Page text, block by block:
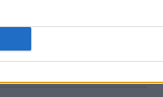
την
ανέπτυξε ο Νάιτζελ
Νικ Καλάθη, αλλά